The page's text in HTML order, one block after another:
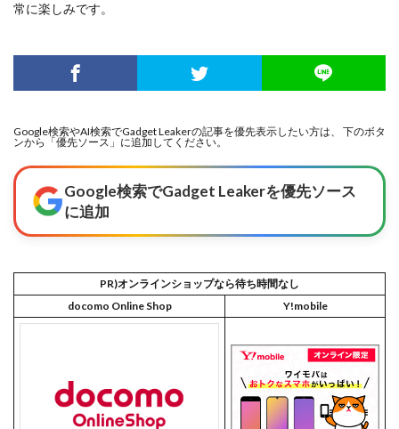
常に楽しみです。
Google検索やAI検索でGadget Leakerの記事を優先表示したい方は、 下のボタ
ンから「優先ソース」に追加してください。
Google検索でGadget Leakerを優先ソース
に追加
PR)オンラインショップなら待ち時間なし
docomo Online Shop
Y!mobile